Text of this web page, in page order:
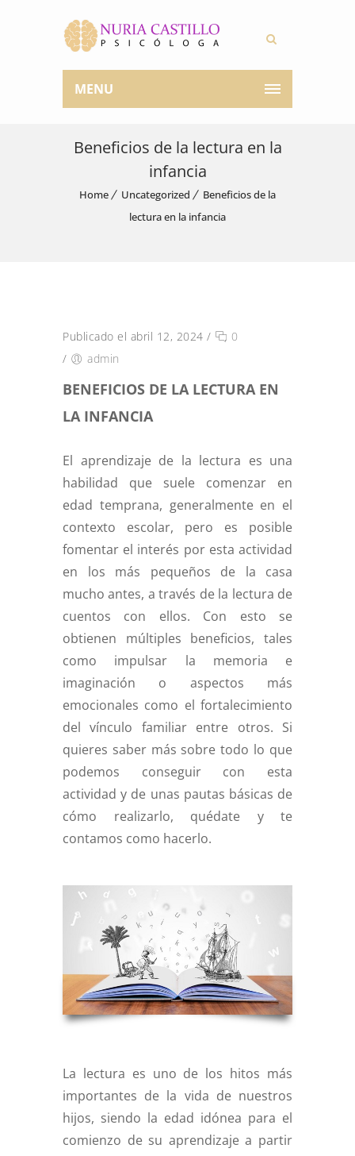
MENU
Beneficios de la lectura en la
infancia
Home Uncategorized
Beneficios de la
lectura en la infancia
Publicado el abril 12, 2024 /
0
/
admin
BENEFICIOS DE LA LECTURA EN
LA INFANCIA
El aprendizaje de la lectura es una
habilidad que suele comenzar en
edad temprana, generalmente en el
contexto escolar, pero es posible
fomentar el interés por esta actividad
en los más pequeños de la casa
mucho antes, a través de la lectura de
cuentos con ellos. Con esto se
obtienen múltiples beneficios, tales
como impulsar la memoria e
imaginación o aspectos más
emocionales como el fortalecimiento
del vínculo familiar entre otros. Si
quieres saber más sobre todo lo que
podemos conseguir con esta
actividad y de unas pautas básicas de
cómo realizarlo, quédate y te
contamos como hacerlo.
La lectura es uno de los hitos más
importantes de la vida de nuestros
hijos, siendo la edad idónea para el
comienzo de su aprendizaje a partir